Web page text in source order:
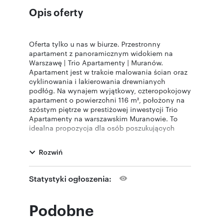
Opis oferty
Oferta tylko u nas w biurze. Przestronny
apartament z panoramicznym widokiem na
Warszawę | Trio Apartamenty | Muranów.
Apartament jest w trakcie malowania ścian oraz
cyklinowania i lakierowania drewnianych
podłóg. Na wynajem wyjątkowy, czteropokojowy
apartament o powierzchni 116 m², położony na
szóstym piętrze w prestiżowej inwestycji Trio
Apartamenty na warszawskim Muranowie. To
idealna propozycja dla osób poszukujących
aneksem kuchennym o powierzchni około 50
m², który stanowi serce apartamentu. Z salonu
prowadzi wyjście na przeszklony balkon, z
którego rozpościera się imponujący widok na
krajobrazu o każdej porze dnia. Apartament
Rozwiń
Statystyki ogłoszenia:
Podobne